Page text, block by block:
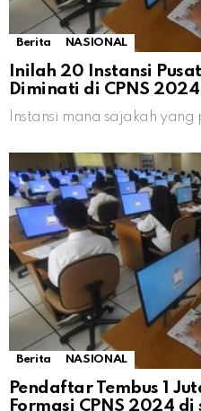
Berita NASIONAL
Inilah 20 Instansi
Diminati di CPNS 2024
Instansi mana sajakah
Berita NASIONAL
Pendaftar Tembus 1
Formasi CPNS 2024